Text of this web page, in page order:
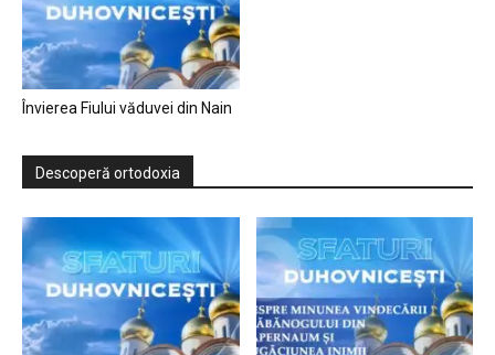
Învierea Fiului văduvei din Nain
Descoperă ortodoxia